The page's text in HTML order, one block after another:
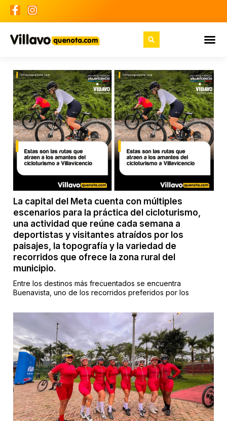
La capital del Meta cuenta con múltiples
escenarios para la práctica del cicloturismo,
una actividad que reúne cada semana a
deportistas y visitantes atraídos por los
paisajes, la topografía y la variedad de
recorridos que ofrece la zona rural del
municipio.
Entre los destinos más frecuentados se encuentra
Buenavista, uno de los recorridos preferidos por los